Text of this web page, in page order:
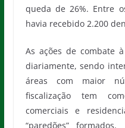
queda de 26%. Entre
havia recebido 2.200
As ações de combate
diariamente, sendo
áreas com maior
fiscalização tem
comerciais e
“paredões”